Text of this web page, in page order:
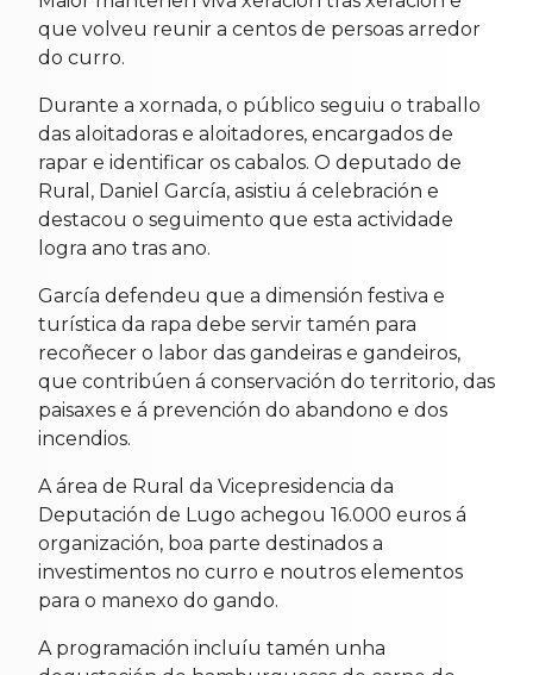
que volveu reunir a centos de persoas arredor
do curro.
Durante a xornada, o público seguiu o traballo
das aloitadoras e aloitadores, encargados de
rapar e identificar os cabalos. O deputado de
Rural, Daniel García, asistiu á celebración e
destacou o seguimento que esta actividade
logra ano tras ano.
García defendeu que a dimensión festiva e
turística da rapa debe servir tamén para
recoñecer o labor das gandeiras e gandeiros,
que contribúen á conservación do territorio, das
paisaxes e á prevención do abandono e dos
incendios.
A área de Rural da Vicepresidencia da
Deputación de Lugo achegou 16.000 euros á
organización, boa parte destinados a
investimentos no curro e noutros elementos
para o manexo do gando.
A programación incluíu tamén unha